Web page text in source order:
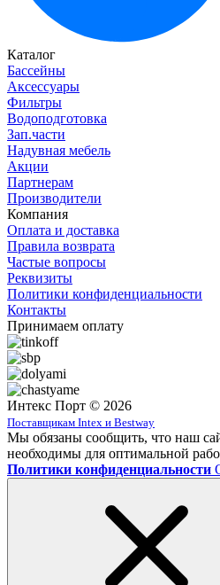
Каталог
Бассейны
Аксессуары
Фильтры
Водоподготовка
Зап.части
Надувная мебель
Акции
Партнерам
Производители
Компания
Оплата и доставка
Правила возврата
Частые вопросы
Реквизиты
Политики конфиденциальности
Контакты
Принимаем оплату
Интекс Порт © 2026
Поставщикам Intex и Bestway
Мы обязаны сообщить, что наш
необходимы для оптимальной
Политики конфиденциальности